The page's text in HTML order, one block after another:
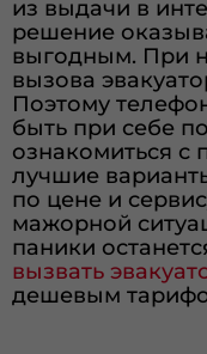
из выдачи в
решение
выгодным. При
вызова
Поэтому
быть при себе
ознакомиться с
лучшие
по цене и
мажорной
паники
вызвать
дешевым